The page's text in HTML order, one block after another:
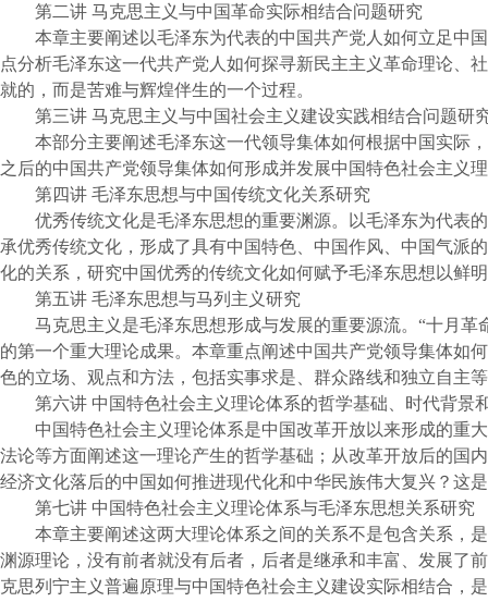
第二讲 马克思主义与中国革命实际相结合问题研究
本章主要阐述以毛泽东为代表的中国共产党人如何立足中
点分析毛泽东这一代共产党人如何探寻新民主主义革命理论、
就的，而是苦难与辉煌伴生的一个过程。
第三讲 马克思主义与中国社会主义建设实践相结合问题研
本部分主要阐述毛泽东这一代领导集体如何根据中国实际
之后的中国共产党领导集体如何形成并发展中国特色社会主义
第四讲 毛泽东思想与中国传统文化关系研究
优秀传统文化是毛泽东思想的重要渊源。以毛泽东为代表
承优秀传统文化，形成了具有中国特色、中国作风、中国气派
化的关系，研究中国优秀的传统文化如何赋予毛泽东思想以鲜
第五讲 毛泽东思想与马列主义研究
马克思主义是毛泽东思想形成与发展的重要源流。 “十月革
的第一个重大理论成果。本章重点阐述中国共产党领导集体如
色的立场、观点和方法，包括实事求是、群众路线和
第六讲 中国特色社会主义理论体系的哲学基础、时代背景
中国特色社会主义理论体系是中国改革开放以来形成的重
法论等方面阐述这一理论产生的哲学基础；从改革开放后的国
经济文化落后的中国如何推进现代化和中华民族伟大复兴？这
第七讲 中国特色社会主义理论体系与毛泽东思想关系研究
本章主要阐述这两大理论体系之间的关系不是包含关系，
渊源理论，没有前者就没有后者，后者是继承和丰富、发展了
克思列宁主义普遍原理与中国特色社会主义建设实际相结合，